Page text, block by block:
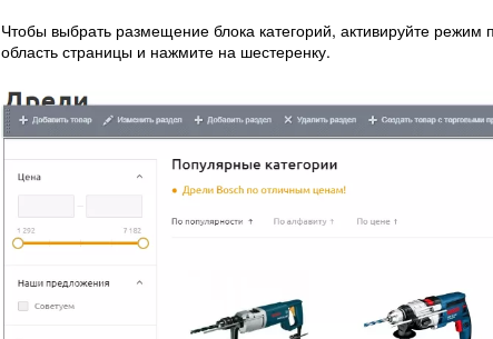
Чтобы выбрать размещение блока категорий, активируйте режим
область страницы и нажмите на шестеренку.